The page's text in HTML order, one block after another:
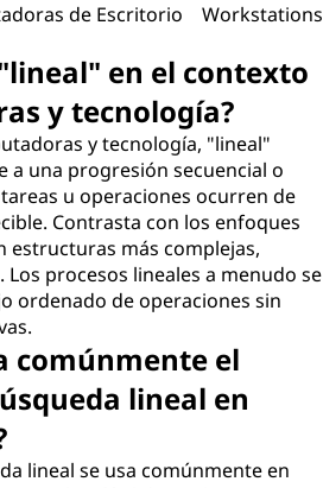
de Escritorio Workstations
en el contexto
y tecnología?
y tecnología, "lineal"
a una progresión secuencial o
u operaciones ocurren de
Contrasta con los enfoques
estructuras más complejas,
procesos lineales a menudo se
ordenado de operaciones sin
comúnmente el
lineal en
lineal se usa comúnmente en